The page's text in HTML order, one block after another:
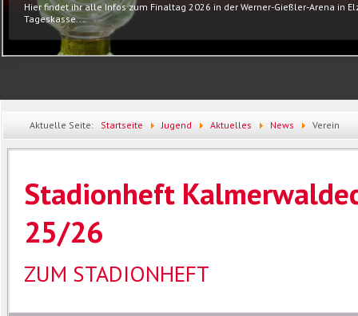
Hier findet ihr alle Infos zum Finaltag 2026 in der Werner-Gießler-Arena in
Tageskasse...
Aktuelle Seite: Startseite Jugend Aktuelles News Verein
Stadionheft
25/26
ZUM STADIONHEFT